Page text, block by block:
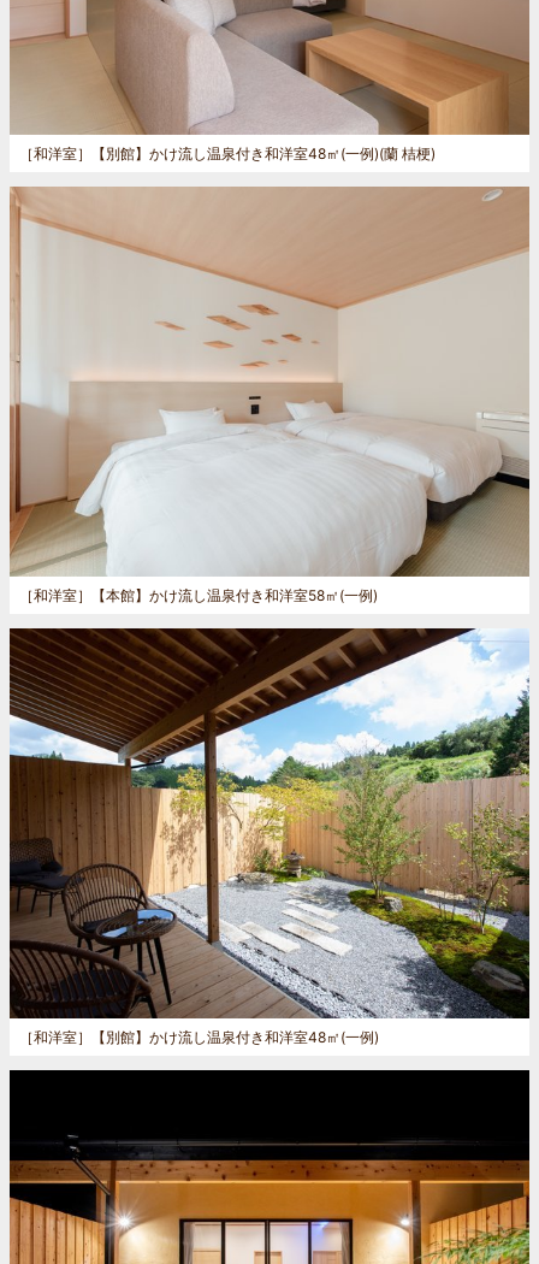
［和洋室］ 【別館】かけ流し温泉付き和洋室48㎡(一例)(蘭 桔梗)
［和洋室］ 【本館】かけ流し温泉付き和洋室58㎡(一例)
［和洋室］ 【別館】かけ流し温泉付き和洋室48㎡(一例)